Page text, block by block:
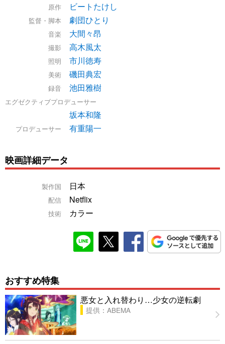
原作 ビートたけし
監督・脚本 劇団ひとり
音楽 大間々昂
撮影 高木風太
照明 市川徳寿
美術 磯田典宏
録音 池田雅樹
エグゼクティブプロデューサー
坂本和隆
プロデューサー 有重陽一
映画詳細データ
製作国 日本
配信 Netflix
技術 カラー
おすすめ特集
悪女と入れ替わり…少女の逆転劇
提供：ABEMA